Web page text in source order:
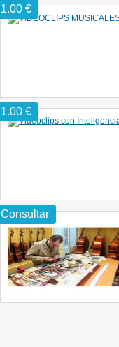
1.00 €
1.00 €
Consultar